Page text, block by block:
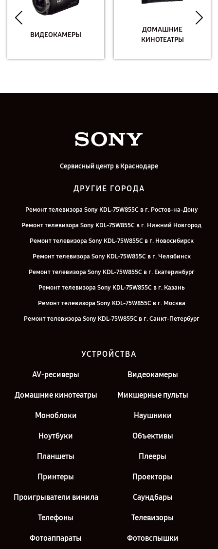
ВИДЕОКАМЕРЫ
ДОМАШНИЕ
КИНОТЕАТРЫ
Сервисный центр в Краснодаре
ДРУГИЕ ГОРОДА
Ремонт телевизора Sony KDL-75W855C в г. Ростов-на-Дону
Ремонт телевизора Sony KDL-75W855C в г. Нижний Новгород
Ремонт телевизора Sony KDL-75W855C в г. Новосибирск
Ремонт телевизора Sony KDL-75W855C в г. Челябинск
Ремонт телевизора Sony KDL-75W855C в г. Екатеринбург
Ремонт телевизора Sony KDL-75W855C в г. Казань
Ремонт телевизора Sony KDL-75W855C в г. Москва
Ремонт телевизора Sony KDL-75W855C в г. Санкт-Петербург
УСТРОЙСТВА
AV-ресиверы Видеокамеры
Домашние кинотеатры Микшерные пульты
Моноблоки Наушники
Ноутбуки Объективы
Планшеты Плееры
Принтеры Проекторы
Проигрыватели винила Саундбары
Телефоны Телевизоры
Фотоаппараты Фотовспышки